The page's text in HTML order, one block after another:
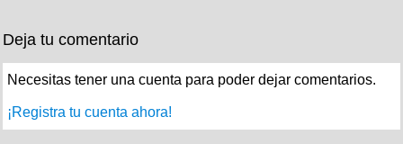
Deja tu comentario
Necesitas tener una cuenta para poder dejar comentarios.
¡Registra tu cuenta ahora!